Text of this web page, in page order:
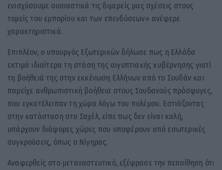
ενισχύσουμε ουσιαστικά τις διμερείς μας σχέσεις στους
τομείς του εμπορίου και των επενδύσεων» ανέφερε
χαρακτηριστικά.
Επιπλέον, ο υπουργός Εξωτερικών δήλωσε πως η Ελλάδα
εκτιμά ιδιαίτερα τη στάση της αιγυπτιακής κυβέρνησης γιατί
τη βοήθειά της στην εκκένωση Ελλήνων από το Σουδάν και
παρείχε ανθρωπιστική βοήθεια στους Σουδανούς πρόσφυγες,
που εγκατέλειπαν τη χώρα λόγω του πολέμου. Εστιάζοντας
στην κατάσταση στο Σαχέλ, είπε πως δεν είναι καλή,
υπάρχουν διάφορες χώρες που υποφέρουν από εσωτερικές
συγκρούσεις, όπως ο Νίγηρας.
Αναφερθείς στο μεταναστευτικό, εξέφρασε την πεποίθηση ότι